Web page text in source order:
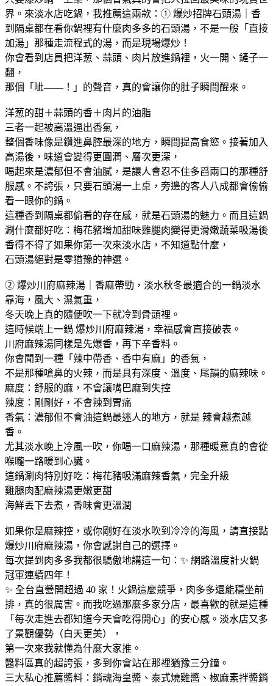
界。來淡水店吃鍋，我推薦這兩款：① 爆炒招牌石頭湯｜香
到隔桌都在看你鍋裡有什麼肉多多的石頭湯，不是一般「直接
加湯」那種走流程式的湯，而是現場爆炒！
你會看到店員把洋葱、蒜頭、肉片放進鍋裡，火一開、鏟子一
翻，
那個「呲——！」的聲音，真的會讓你的肚子瞬間醒來。
洋葱的甜＋蒜頭的香＋肉片的油脂
三者一起被高溫逼出香氣，
整個香味像是鑽進鼻腔最深的地方，瞬間提高食慾。接著加入
高湯後，味道會變得更圓潤、層次更深，
喝起來是濃郁但不會油膩，是讓人會忍不住多舀兩口的那種舒
服感。不誇張，只要石頭湯一上桌，旁邊的客人八成都會偷偷
看一眼你的鍋。
這種香到隔桌都偷看的存在感，就是石頭湯的魅力。而且這鍋
涮什麼都好吃：梅花豬增加甜味雞腿肉變得更滑嫩蔬菜吸湯後
香得不得了如果你第一次來淡水店，不知道點什麼，
石頭湯絕對是零猶豫的神選。
② 爆炒川府麻辣湯｜香麻帶勁，淡水秋冬最適合的一鍋淡水
靠海，風大、濕氣重，
冬天晚上真的隨便吹一下就冷到骨頭裡。
這時候端上一鍋 爆炒川府麻辣湯，幸福感會直接破表。
川府麻辣湯同樣是先爆香，再下辛香料。
你會聞到一種「辣中帶香、香中有麻」的香氣，
不是那種嗆鼻的火辣，而是具有深度、溫度、尾韻的麻辣味。
麻度：舒服的麻，不會讓嘴巴麻到失控
辣度：剛剛好，不會辣到胃痛
香氣：濃郁但不會油這鍋最迷人的地方，就是 辣會越煮越
香。
尤其淡水晚上冷風一吹，你喝一口麻辣湯，那種暖意真的會從
喉嚨一路暖到心臟。
這鍋涮肉特別好吃：梅花豬吸滿麻辣香氣，完全升級
雞腿肉配麻辣湯更嫩更甜
海鮮丟下去煮，香味會更溫潤
如果你是麻辣控，或你剛好在淡水吹到冷冷的海風，請直接點
爆炒川府麻辣湯，你會感謝自己的選擇。
每次提到肉多多我都很驕傲地講這一句：✨ 網路溫度計火鍋
冠軍連續四年！
✨ 全台直營開超過 40 家！火鍋這麼競爭，肉多多還能穩坐前
排，真的很厲害。而我吃過那麼多家分店，最喜歡的就是這種
「每次走進去都知道今天會吃得開心」的安心感。淡水店又多
了景觀優勢（白天更美），
第一次來我就懂為什麼大家推。
醬料區真的超誇張，多到你會站在那裡猶豫三分鐘。
三大私心推薦醬料：銷魂海皇醬、泰式燒雞醬、椒麻素拌醬銷